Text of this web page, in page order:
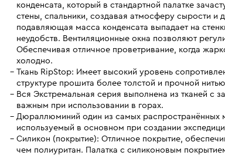
конденсата, который в стандартной палатке
стены, спальники, создавая атмосферу сырости и
подавляющая масса конденсата выпадает на
неудобств. Вентиляционные окна позволяют
Обеспечивая отличное проветривание, когда
холодно.
Ткань RipStop: Имеет высокий уровень
структуре прошита более толстой и прочной
Вся Экстремальная серия выполнена из тканей с
важным при использовании в горах.
Дюраллюминий один из самых распространённых
используемый в основном при создании
Силикон (покрытие): Отличное покрытие,
чем полиуритан. Палатка с силиконовым